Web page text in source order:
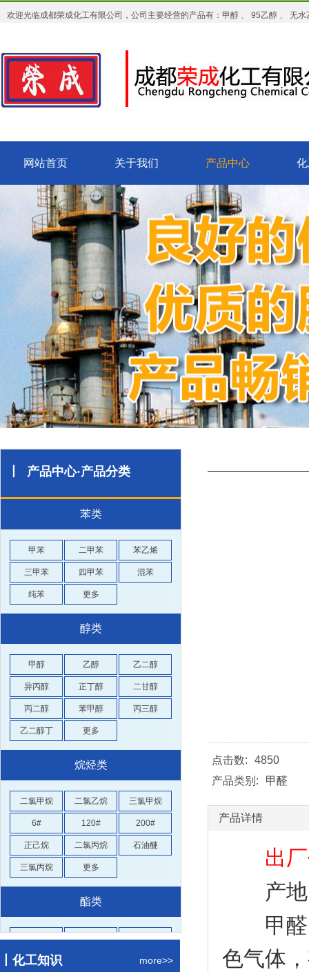
欢迎光临成都荣成化工有限公司，公司主要经营的产品有：甲醇 、 95乙醇 、 无
网站首页 关于我们 产品中心
丨 产品中心·产品分类
苯类
甲苯 二甲苯 苯乙烯
三甲苯 四甲苯 混苯
纯苯 更多
醇类
甲醇 乙醇 乙二醇
异丙醇 正丁醇 二甘醇
丙二醇 苯甲醇 丙三醇
乙二醇丁 更多
烷烃类
二氯甲烷 二氯乙烷 三氯甲烷
6# 120# 200#
正己烷 二氯丙烷 石油醚
三氯丙烷 更多
酯类
醋酸乙酯 醋酸丁酯 醋酸甲酯
碳酸二甲 仲丁酯
丨化工知识 more>>
点击数:
4850
产品类别:
甲醛
产品详情
出
产地
甲醛
色气体